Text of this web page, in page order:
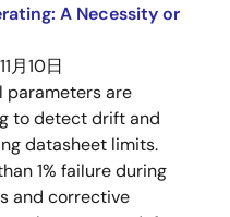
A Necessity or
月10日
parameters are
to detect drift and
datasheet limits.
1% failure during
and corrective